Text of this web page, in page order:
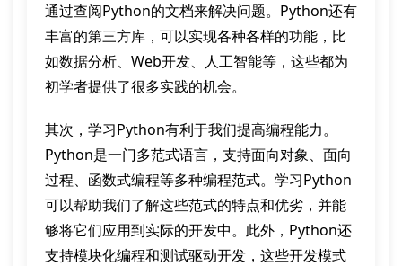
通过查阅Python的文档来解决问题。Python还有
丰富的第三方库，可以实现各种各样的功能，比
如数据分析、Web开发、人工智能等，这些都为
初学者提供了很多实践的机会。
其次，学习Python有利于我们提高编程能力。
Python是一门多范式语言，支持面向对象、面向
过程、函数式编程等多种编程范式。学习Python
可以帮助我们了解这些范式的特点和优劣，并能
够将它们应用到实际的开发中。此外，Python还
支持模块化编程和测试驱动开发，这些开发模式